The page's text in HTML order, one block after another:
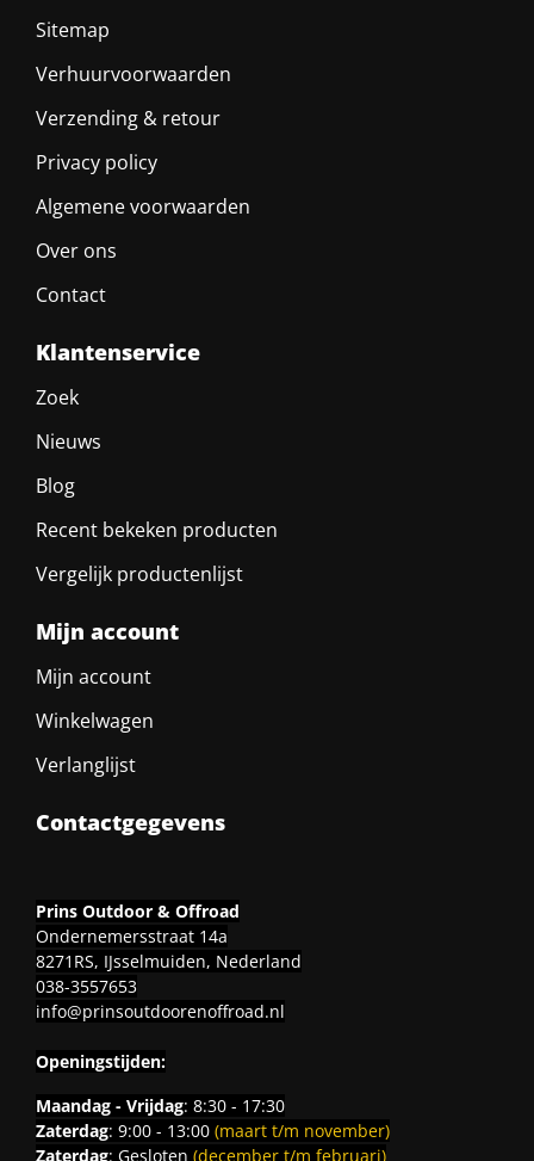
Sitemap
Verhuurvoorwaarden
Verzending & retour
Privacy policy
Algemene voorwaarden
Over ons
Contact
Klantenservice
Zoek
Nieuws
Blog
Recent bekeken producten
Vergelijk productenlijst
Mijn account
Mijn account
Winkelwagen
Verlanglijst
Contactgegevens
Prins Outdoor & Offroad
Ondernemersstraat 14a
8271RS, IJsselmuiden, Nederland
038-3557653
info@prinsoutdoorenoffroad.nl
Openingstijden:
Maandag - Vrijdag: 8:30 - 17:30
Zaterdag: 9:00 - 13:00 (maart t/m november)
Zaterdag: Gesloten (december t/m februari)